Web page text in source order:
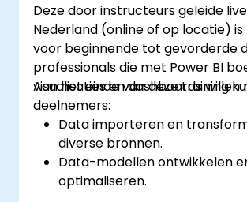
Deze door instructeurs geleide
Nederland (online of op locatie)
voor beginnende tot gevorderde
professionals die met Power BI
visualisaties en dashboards willen
Aan het einde van deze training
deelnemers:
Data importeren en
diverse bronnen.
Data-modellen ontwikkelen
optimaliseren.